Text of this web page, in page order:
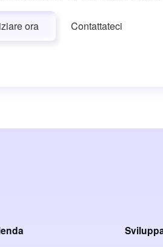
ora Contattateci